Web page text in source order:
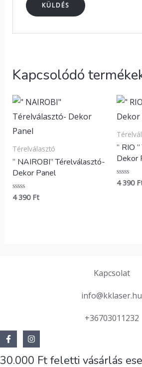
Kapcsolódó
Térelválasztó
” NAIROBI” Térelválasztó-
Dekor Panel
Értékelés:
4 390 Ft
” RIO
Dekor
4 390
Kapcsolat
info@kklaser.hu
+36703011232
30.000 Ft feletti vásárlás